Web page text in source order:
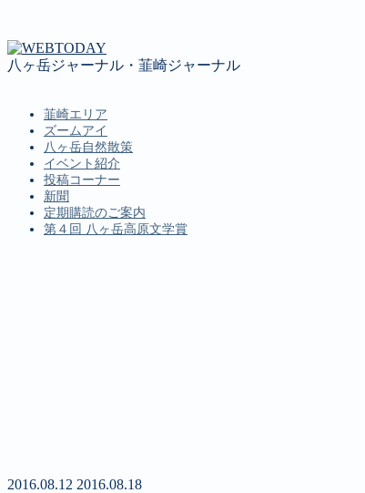
八ヶ岳ジャーナル・韮崎ジャーナル
韮崎エリア
ズームアイ
八ヶ岳自然散策
イベント紹介
投稿コーナー
新聞
定期購読のご案内
第４回 八ヶ岳高原文学賞
2016.08.12 2016.08.18